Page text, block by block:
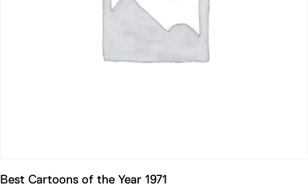
Best Cartoons of the Year 1971